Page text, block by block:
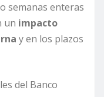
semanas enteras
un impacto
y en los plazos
del Banco